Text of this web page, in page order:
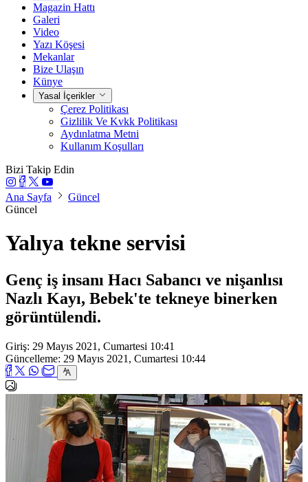
Magazin Hattı
Galeri
Video
Yazı Köşesi
Mekanlar
Bize Ulaşın
Künye
Yasal İçerikler
Çerez Politikası
Gizlilik Ve Kvkk Politikası
Aydınlatma Metni
Kullanım Koşulları
Bizi Takip Edin
Ana Sayfa
Güncel
Güncel
Yalıya tekne servisi
Genç iş insanı Hacı Sabancı ve nişanlısı
Nazlı Kayı, Bebek'te tekneye binerken
görüntülendi.
Giriş: 29 Mayıs 2021, Cumartesi 10:41
Güncelleme: 29 Mayıs 2021, Cumartesi 10:44